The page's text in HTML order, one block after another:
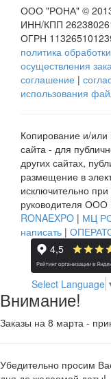
ООО "РОНА" ©
ИНН/КПП
ОГРН
политика
осуществления
соглашение |
использования
Копирование и/
сайта - для
других сайтах,
размещение в
исключительно
руководителя
RONAEXPO | МЦ
написать |
Select Language
Внимание!
Заказы на 8 марта -
Убедительно просим